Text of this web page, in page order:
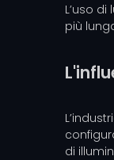
L’uso
più
di